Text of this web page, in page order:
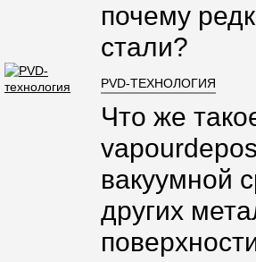
почему
стали?
PVD-ТЕХНОЛОГИЯ
Что же
вакуумной
других